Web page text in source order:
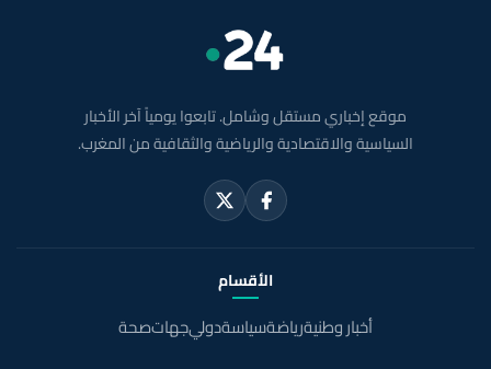
موقع إخباري مستقل وشامل. تابعوا يومياً آخر الأخبار
السياسية والاقتصادية والرياضية والثقافية من المغرب.
الأقسام
أخبار وطنيةرياضةسياسةدوليجهاتصحة